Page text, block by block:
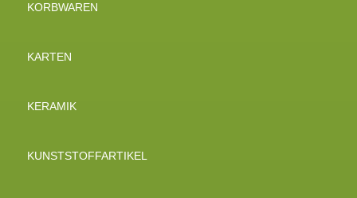
KORBWAREN
KARTEN
KERAMIK
KUNSTSTOFFARTIKEL